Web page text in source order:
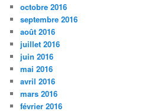
octobre 2016
septembre 2016
août 2016
juillet 2016
juin 2016
mai 2016
avril 2016
mars 2016
février 2016